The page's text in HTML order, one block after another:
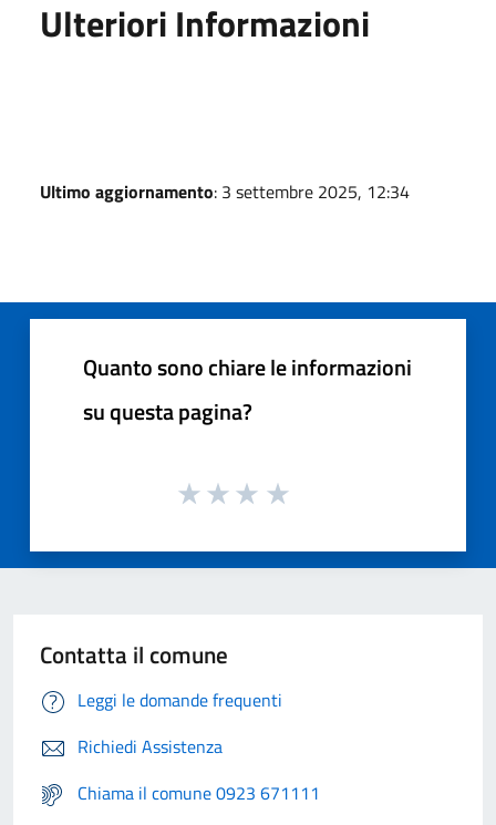
Ulteriori Informazioni
Ultimo aggiornamento: 3 settembre 2025, 12:34
Quanto sono chiare le informazioni
su questa pagina?
Contatta il comune
Leggi le domande frequenti
Richiedi Assistenza
Chiama il comune 0923 671111